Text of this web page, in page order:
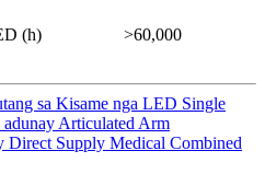
(h) >60,000
sa Kisame nga LED Single
Articulated Arm
Direct Supply Medical Combined